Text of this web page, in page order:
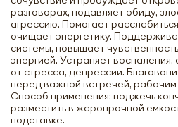
разговорах, подавляет обиду,
агрессию. Помогает
очищает энергетику.
системы, повышает
энергией. Устраняет воспаления,
от стресса, депрессии.
перед важной встречей, рабочим
Способ применения: поджечь
разместить в жаропрочной
подставке.